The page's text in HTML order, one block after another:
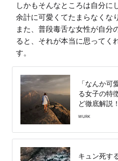
しかもそんなところは自分に
余計に可愛くてたまらなくな
また、普段毒舌な女性が自分
ると、それが本当に思ってく
す。
「なんか可
る女子の特
ど徹底解説！
WURK
キュン死す